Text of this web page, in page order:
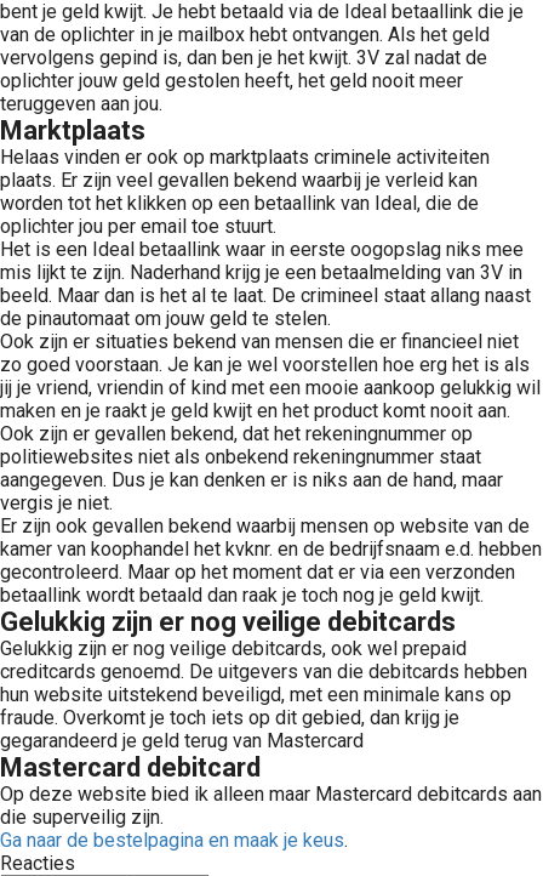
bent je geld kwijt. Je hebt betaald via de Ideal betaallink die je
van de oplichter in je mailbox hebt ontvangen. Als het geld
vervolgens gepind is, dan ben je het kwijt. 3V zal nadat de
oplichter jouw geld gestolen heeft, het geld nooit meer
teruggeven aan jou.
Marktplaats
Helaas vinden er ook op marktplaats criminele activiteiten
plaats. Er zijn veel gevallen bekend waarbij je verleid kan
worden tot het klikken op een betaallink van Ideal, die de
oplichter jou per email toe stuurt.
Het is een Ideal betaallink waar in eerste oogopslag niks mee
mis lijkt te zijn. Naderhand krijg je een betaalmelding van 3V in
beeld. Maar dan is het al te laat. De crimineel staat allang naast
de pinautomaat om jouw geld te stelen.
Ook zijn er situaties bekend van mensen die er financieel niet
zo goed voorstaan. Je kan je wel voorstellen hoe erg het is als
jij je vriend, vriendin of kind met een mooie aankoop gelukkig wil
maken en je raakt je geld kwijt en het product komt nooit aan.
Ook zijn er gevallen bekend, dat het rekeningnummer op
politiewebsites niet als onbekend rekeningnummer staat
aangegeven. Dus je kan denken er is niks aan de hand, maar
vergis je niet.
Er zijn ook gevallen bekend waarbij mensen op website van de
kamer van koophandel het kvknr. en de bedrijfsnaam e.d. hebben
gecontroleerd. Maar op het moment dat er via een verzonden
betaallink wordt betaald dan raak je toch nog je geld kwijt.
Gelukkig zijn er nog veilige debitcards
Gelukkig zijn er nog veilige debitcards, ook wel prepaid
creditcards genoemd. De uitgevers van die debitcards hebben
hun website uitstekend beveiligd, met een minimale kans op
fraude. Overkomt je toch iets op dit gebied, dan krijg je
gegarandeerd je geld terug van Mastercard
Mastercard debitcard
Op deze website bied ik alleen maar Mastercard debitcards aan
die superveilig zijn.
Ga naar de bestelpagina en maak je keus.
Reacties